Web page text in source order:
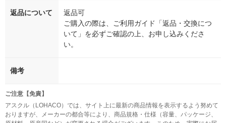
返品について
返品可
ご購入の際は、ご利用ガイド「返品・交換につ
いて」を必ずご確認の上、お申し込みくださ
い。
備考
ご注意【免責】
アスクル（LOHACO）では、サイト上に最新の商品情報を表示するよう努めて
おりますが、メーカーの都合等により、商品規格・仕様（容量、パッケージ、